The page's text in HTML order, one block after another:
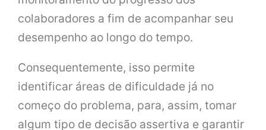
colaboradores a fim de acompanhar seu
desempenho ao longo do tempo.
Consequentemente, isso permite
identificar áreas de dificuldade já no
começo do problema, para, assim, tomar
algum tipo de decisão assertiva e garantir